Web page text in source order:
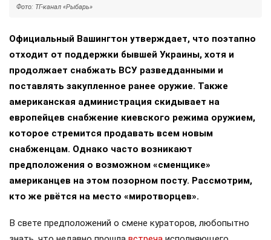
Фото: ТГ-канал «Рыбарь»
Официальный Вашингтон утверждает, что поэтапно
отходит от поддержки бывшей Украины, хотя и
продолжает снабжать ВСУ разведданными и
поставлять закупленное ранее оружие. Также
американская администрация скидывает на
европейцев снабжение киевского режима оружием,
которое стремится продавать всем новым
снабженцам. Однако часто возникают
предположения о возможном «сменщике»
американцев на этом позорном посту. Рассмотрим,
кто же рвётся на место «миротворцев».
В свете предположений о смене кураторов, любопытно